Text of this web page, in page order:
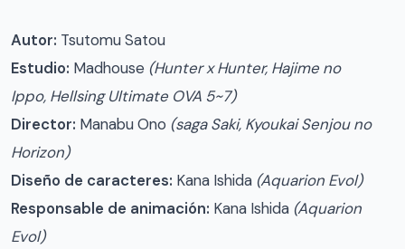
Autor: Tsutomu Satou
Estudio: Madhouse (Hunter x Hunter, Hajime no
Ippo, Hellsing Ultimate OVA 5~7)
Director: Manabu Ono (saga Saki, Kyoukai Senjou no
Horizon)
Diseño de caracteres: Kana Ishida (Aquarion Evol)
Responsable de animación: Kana Ishida (Aquarion
Evol)